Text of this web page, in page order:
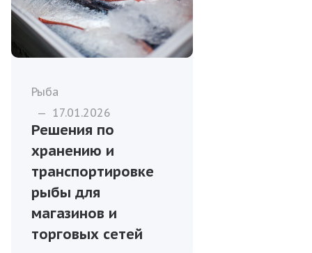
Рыба
— 17.01.2026
Решения по
хранению и
транспортировке
рыбы для
магазинов и
торговых сетей